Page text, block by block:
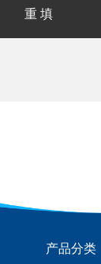
产品分类